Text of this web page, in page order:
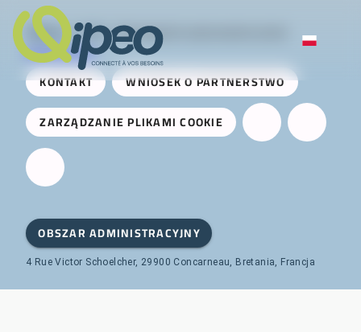
Qipeo © 2025 -Rozwiązanie opracowane przez
AireServices
KONTAKT
WNIOSEK O PARTNERSTWO
ZARZĄDZANIE PLIKAMI COOKIE
OBSZAR ADMINISTRACYJNY
4 Rue Victor Schoelcher, 29900 Concarneau, Bretania, Francja